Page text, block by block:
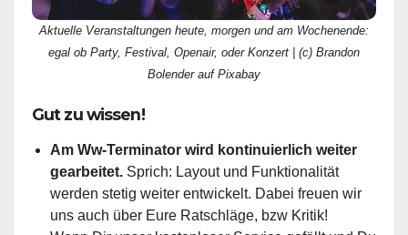
Aktuelle Veranstaltungen heute, morgen und am Wochenende:
egal ob Party, Festival, Openair, oder Konzert | (c) Brandon
Bolender auf Pixabay
Gut zu wissen!
Am Ww-Terminator wird kontinuierlich weiter
gearbeitet. Sprich: Layout und Funktionalität
werden stetig weiter entwickelt. Dabei freuen wir
uns auch über Eure Ratschläge, bzw Kritik!